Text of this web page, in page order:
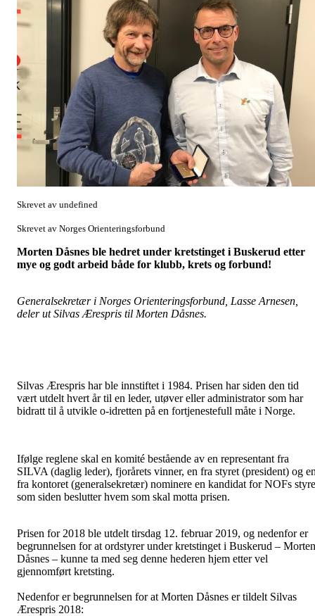
Skrevet av undefined
Skrevet av Norges Orienteringsforbund
Morten Dåsnes ble hedret under kretstinget i Buskerud etter
mye og godt arbeid både for klubb, krets og forbund!
Generalsekretær i Norges Orienteringsforbund, Lasse Arnesen,
deler ut Silvas Ærespris til Morten Dåsnes.
Silvas Ærespris har ble innstiftet i 1984. Prisen har siden den tid
vært utdelt hvert år til en leder, utøver eller administrator som har
bidratt til å utvikle o-idretten på en fortjenestefull måte i Norge.
Ifølge reglene skal en komité bestående av en representant fra
SILVA (daglig leder), fjorårets vinner, en fra styret (president) og
fra kontoret (generalsekretær) nominere en kandidat for NOFs
som siden beslutter hvem som skal motta prisen.
Prisen for 2018 ble utdelt tirsdag 12. februar 2019, og nedenfor er
begrunnelsen for at ordstyrer under kretstinget i Buskerud – Morten
Dåsnes – kunne ta med seg denne hederen hjem etter vel
gjennomført kretsting.
Nedenfor er begrunnelsen for at Morten Dåsnes er tildelt Silvas
Ærespris 2018: